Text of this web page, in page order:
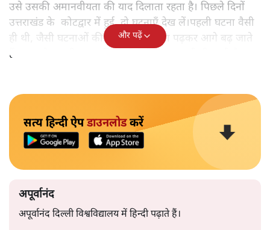
उसे उसकी अमानवीयता की याद दिलाता रहता है। पिछले दिनों
उत्तराखंड के कोटद्वार में हुई दो घटनाएँ देख लें।पहली घटना वैसी
ही थी, जैसी घटनाओं की खबर हम रोज़ाना पढ़कर आगे बढ़ जाते
हैं।भारत के तक़रीबन हर हिस्से से ऐसी खबर आती ही रहती है।
और पढ़ें
सत्य हिन्दी ऐपडाउनलोडकरें
अपूर्वानंद
अपूर्वानंद दिल्ली विश्वविद्यालय में हिन्दी पढ़ाते हैं।